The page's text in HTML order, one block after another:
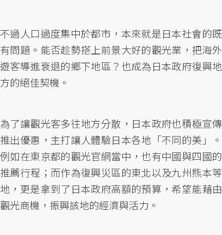
不過人口過度集中於都市，本來就是日本社會的既
有問題。能否趁勢搭上前景大好的觀光業，把海外
遊客導進衰退的鄉下地區？也成為日本政府復興地
方的絕佳契機。
為了讓觀光客多往地方分散，日本政府也積極宣傳
推出優惠，主打讓人體驗日本各地「不同的美」。
例如在東京都的觀光官網當中，也有中國與四國的
推薦行程；而作為復興災區的東北以及九州熊本等
地，更是拿到了日本政府高額的預算，希望能藉由
觀光商機，振興該地的經濟與活力。